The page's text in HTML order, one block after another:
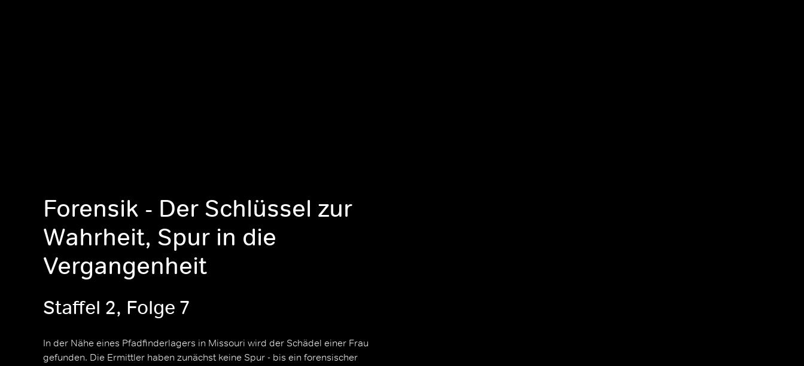
Forensik - Der Schlüssel zur
Wahrheit, Spur in die
Vergangenheit
Staffel 2, Folge 7
In der Nähe eines Pfadfinderlagers in Missouri wird der Schädel einer Frau
gefunden. Die Ermittler haben zunächst keine Spur - bis ein forensischer